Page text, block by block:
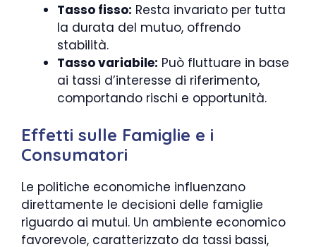
Tasso fisso: Resta invariato per tutta
la durata del mutuo, offrendo
stabilità.
Tasso variabile: Può fluttuare in base
ai tassi d’interesse di riferimento,
comportando rischi e opportunità.
Effetti sulle Famiglie e i
Consumatori
Le politiche economiche influenzano
direttamente le decisioni delle famiglie
riguardo ai mutui. Un ambiente economico
favorevole, caratterizzato da tassi bassi,